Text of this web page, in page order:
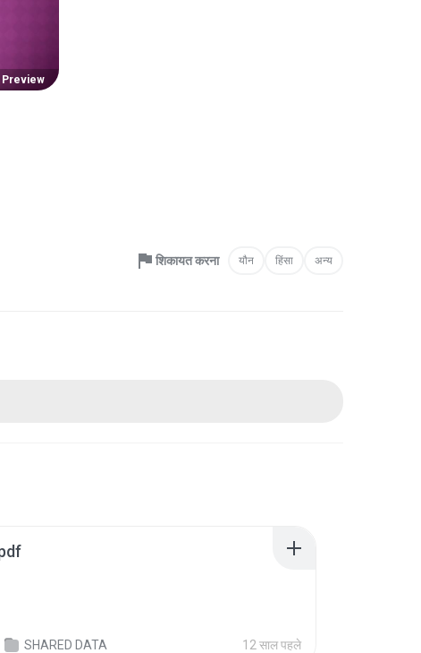
Preview
शिकायत करना यौन हिंसा अन्य
SHARED DATA 12 साल पहले